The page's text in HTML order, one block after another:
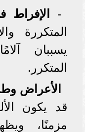
-
الإفراط
المتكررة
يسببان
المتكرر.
الأعراض
قد يكون
مزمنًا،